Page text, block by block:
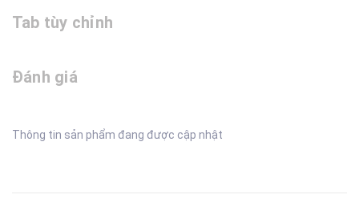
Tab tùy chỉnh
Đánh giá
Thông tin sản phẩm đang được cập nhật